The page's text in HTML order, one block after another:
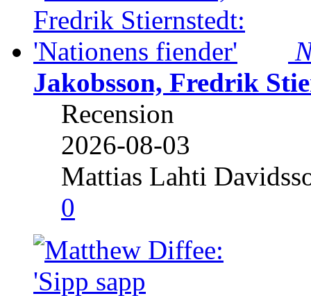
Jakobsson, Fredrik
Recension
2026-08-03
Mattias Lahti
0